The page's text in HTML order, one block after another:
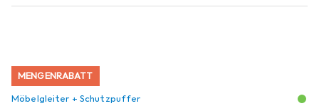
MENGENRABATT
Möbelgleiter + Schutzpuffer